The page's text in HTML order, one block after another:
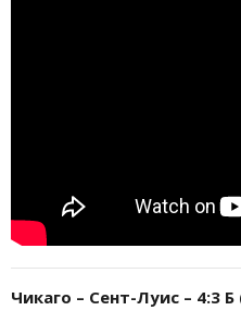
Чикаго – Сент-Луис – 4:3 Б